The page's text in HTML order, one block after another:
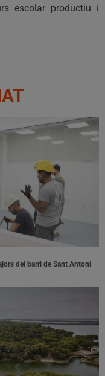
escolar productiu i
del barri de Sant Antoni